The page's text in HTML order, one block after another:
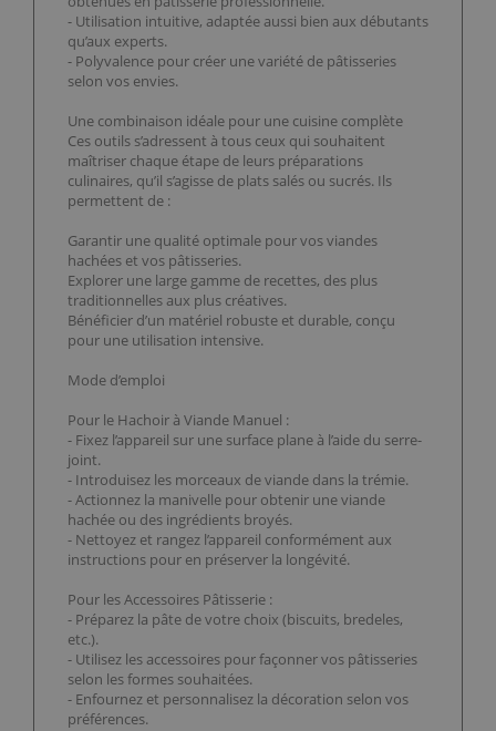
- Utilisation intuitive, adaptée aussi bien aux débutants
qu’aux experts.
- Polyvalence pour créer une variété de pâtisseries
selon vos envies.
Une combinaison idéale pour une cuisine complète
Ces outils s’adressent à tous ceux qui souhaitent
maîtriser chaque étape de leurs préparations
culinaires, qu’il s’agisse de plats salés ou sucrés. Ils
permettent de :
Garantir une qualité optimale pour vos viandes
hachées et vos pâtisseries.
Explorer une large gamme de recettes, des plus
traditionnelles aux plus créatives.
Bénéficier d’un matériel robuste et durable, conçu
pour une utilisation intensive.
Mode d’emploi
Pour le Hachoir à Viande Manuel :
- Fixez l’appareil sur une surface plane à l’aide du serre-
joint.
- Introduisez les morceaux de viande dans la trémie.
- Actionnez la manivelle pour obtenir une viande
hachée ou des ingrédients broyés.
- Nettoyez et rangez l’appareil conformément aux
instructions pour en préserver la longévité.
Pour les Accessoires Pâtisserie :
- Préparez la pâte de votre choix (biscuits, bredeles,
etc.).
- Utilisez les accessoires pour façonner vos pâtisseries
selon les formes souhaitées.
- Enfournez et personnalisez la décoration selon vos
préférences.